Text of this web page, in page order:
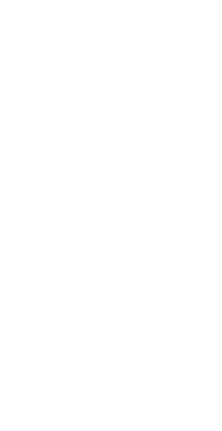
发现
用也是免费的，这就使得我们用户能够在没有压力
时不会因为语言障碍而感到困扰。
、扩图以及局部重绘等，极大程度上提供了创作自由
最新功能，保持与国际版同步更新。
下是我使用Midjourney的一些案例经历：
。这让我在绘画时能够将脑海中的想法迅速具象化。
常满意的效果，这正是Midjourney提供的强大功
操作。